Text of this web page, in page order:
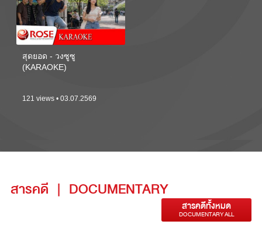
สุดยอด - วงซูซู
(KARAOKE)
121 views • 03.07.2569
สารคดี | DOCUMENTARY
สารคดีทั้งหมด
DOCUMENTARY ALL